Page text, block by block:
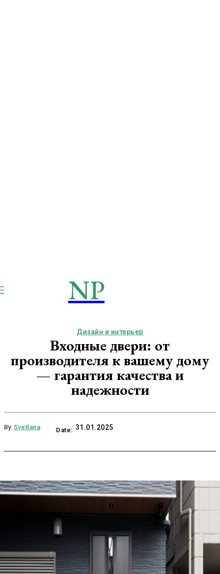
NP
Дизайн и интерьер
Входные двери: от
производителя к вашему дому
— гарантия качества и
надежности
By: Svetlana Date: 31.01.2025